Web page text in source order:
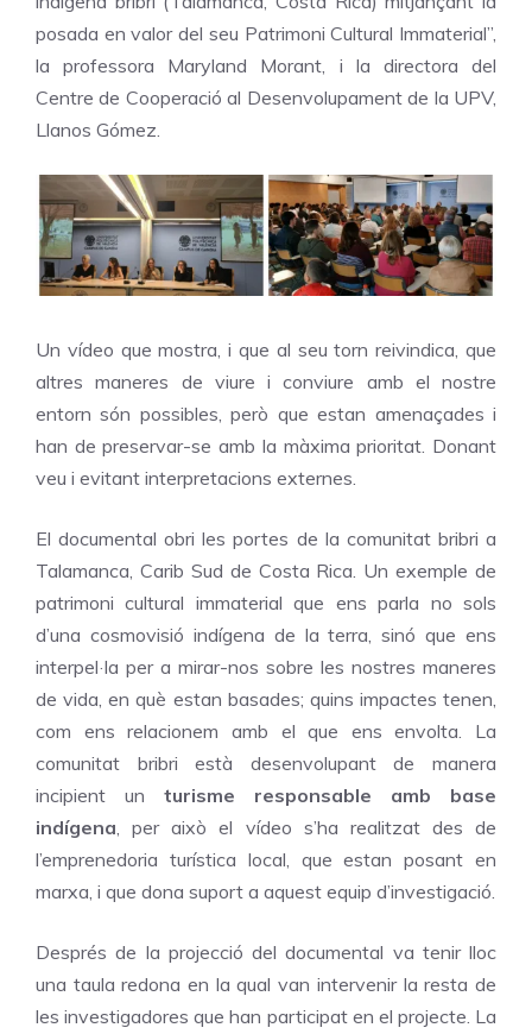
posada en valor del seu Patrimoni Cultural Immaterial”,
la professora Maryland Morant, i la directora del
Centre de Cooperació al Desenvolupament de la UPV,
Llanos Gómez.
Un vídeo que mostra, i que al seu torn reivindica, que
altres maneres de viure i conviure amb el nostre
entorn són possibles, però que estan amenaçades i
han de preservar-se amb la màxima prioritat. Donant
veu i evitant interpretacions externes.
El documental obri les portes de la comunitat bribri a
Talamanca, Carib Sud de Costa Rica. Un exemple de
patrimoni cultural immaterial que ens parla no sols
d’una cosmovisió indígena de la terra, sinó que ens
interpel·la per a mirar-nos sobre les nostres maneres
de vida, en què estan basades; quins impactes tenen,
com ens relacionem amb el que ens envolta. La
comunitat bribri està desenvolupant de manera
incipient un turisme responsable amb base
indígena , per això el vídeo s’ha realitzat des de
l’emprenedoria turística local, que estan posant en
marxa, i que dona suport a aquest equip d’investigació.
Després de la projecció del documental va tenir lloc
una taula redona en la qual van intervenir la resta de
les investigadores que han participat en el projecte. La